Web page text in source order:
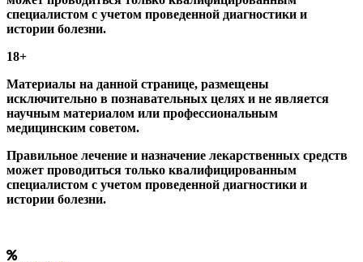
специалистом с учетом проведенной диагностики и
истории болезни.
18+
Материалы на данной странице, размещены
исключительно в познавательных целях и не является
научным материалом или профессиональным
медицинским советом.
Правильное лечение и назначение лекарственных средств
может проводиться только квалифицированным
специалистом с учетом проведенной диагностики и
истории болезни.